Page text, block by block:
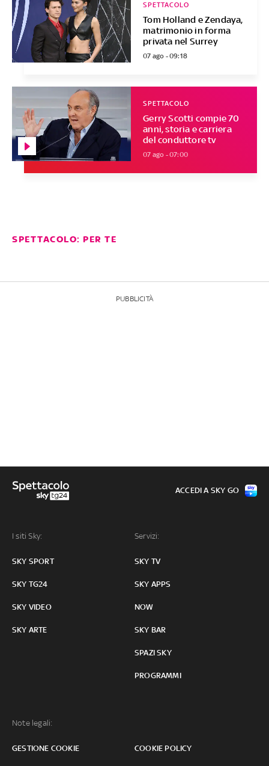
Tom Holland e Zendaya,
matrimonio in forma
privata nel Surrey
SPETTACOLO
07 ago - 09:18
Gerry Scotti compie 70
anni, storia e carriera
del conduttore tv
SPETTACOLO
07 ago - 07:00
SPETTACOLO: PER TE
PUBBLICITÀ
I siti Sky:
SKY SPORT
SKY TG24
SKY VIDEO
SKY ARTE
Servizi:
SKY TV
SKY APPS
NOW
SKY BAR
SPAZI SKY
PROGRAMMI
Note legali:
GESTIONE COOKIE COOKIE POLICY
ACCEDI A SKY GO